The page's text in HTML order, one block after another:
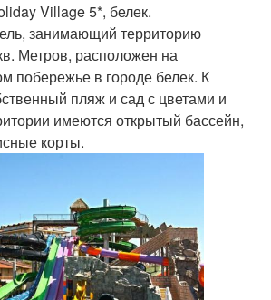
Village 5*, белек.
занимающий территорию
Метров, расположен на
побережье в городе белек. К
пляж и сад с цветами и
имеются открытый бассейн,
корты.